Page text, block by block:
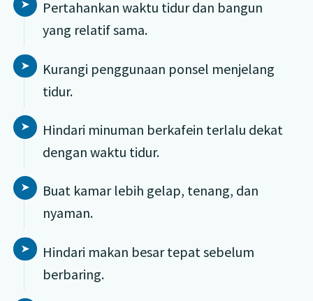
Pertahankan waktu tidur dan bangun
yang relatif sama.
Kurangi penggunaan ponsel menjelang
tidur.
Hindari minuman berkafein terlalu dekat
dengan waktu tidur.
Buat kamar lebih gelap, tenang, dan
nyaman.
Hindari makan besar tepat sebelum
berbaring.